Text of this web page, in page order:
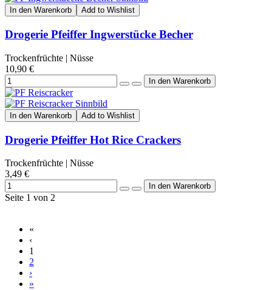
In den Warenkorb Add to Wishlist
Drogerie Pfeiffer Ingwerstücke Becher
Trockenfrüchte | Nüsse
10,90 €
In den Warenkorb Add to Wishlist
Drogerie Pfeiffer Hot Rice Crackers
Trockenfrüchte | Nüsse
3,49 €
Seite 1 von 2
«
‹
1
2
›
»